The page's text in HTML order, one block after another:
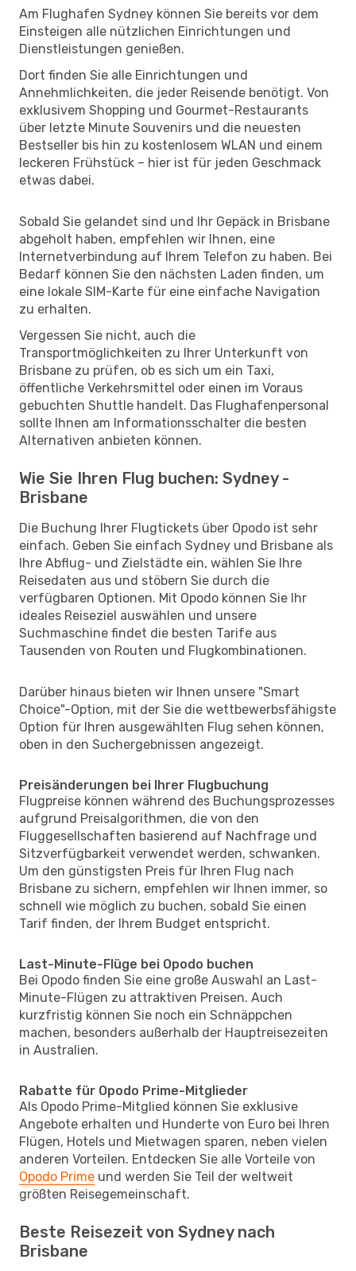
Am Flughafen Sydney können Sie bereits vor dem
Einsteigen alle nützlichen Einrichtungen und
Dienstleistungen genießen.
Dort finden Sie alle Einrichtungen und
Annehmlichkeiten, die jeder Reisende benötigt. Von
exklusivem Shopping und Gourmet-Restaurants
über letzte Minute Souvenirs und die neuesten
Bestseller bis hin zu kostenlosem WLAN und einem
leckeren Frühstück – hier ist für jeden Geschmack
etwas dabei.
Sobald Sie gelandet sind und Ihr Gepäck in Brisbane
abgeholt haben, empfehlen wir Ihnen, eine
Internetverbindung auf Ihrem Telefon zu haben. Bei
Bedarf können Sie den nächsten Laden finden, um
eine lokale SIM-Karte für eine einfache Navigation
zu erhalten.
Vergessen Sie nicht, auch die
Transportmöglichkeiten zu Ihrer Unterkunft von
Brisbane zu prüfen, ob es sich um ein Taxi,
öffentliche Verkehrsmittel oder einen im Voraus
gebuchten Shuttle handelt. Das Flughafenpersonal
sollte Ihnen am Informationsschalter die besten
Alternativen anbieten können.
Wie Sie Ihren Flug buchen: Sydney -
Brisbane
Die Buchung Ihrer Flugtickets über Opodo ist sehr
einfach. Geben Sie einfach Sydney und Brisbane als
Ihre Abflug- und Zielstädte ein, wählen Sie Ihre
Reisedaten aus und stöbern Sie durch die
verfügbaren Optionen. Mit Opodo können Sie Ihr
ideales Reiseziel auswählen und unsere
Suchmaschine findet die besten Tarife aus
Tausenden von Routen und Flugkombinationen.
Darüber hinaus bieten wir Ihnen unsere "Smart
Choice"-Option, mit der Sie die wettbewerbsfähigste
Option für Ihren ausgewählten Flug sehen können,
oben in den Suchergebnissen angezeigt.
Preisänderungen bei Ihrer Flugbuchung
Flugpreise können während des Buchungsprozesses
aufgrund Preisalgorithmen, die von den
Fluggesellschaften basierend auf Nachfrage und
Sitzverfügbarkeit verwendet werden, schwanken.
Um den günstigsten Preis für Ihren Flug nach
Brisbane zu sichern, empfehlen wir Ihnen immer, so
schnell wie möglich zu buchen, sobald Sie einen
Tarif finden, der Ihrem Budget entspricht.
Last-Minute-Flüge bei Opodo buchen
Bei Opodo finden Sie eine große Auswahl an Last-
Minute-Flügen zu attraktiven Preisen. Auch
kurzfristig können Sie noch ein Schnäppchen
machen, besonders außerhalb der Hauptreisezeiten
in Australien.
Rabatte für Opodo Prime-Mitglieder
Als Opodo Prime-Mitglied können Sie exklusive
Angebote erhalten und Hunderte von Euro bei Ihren
Flügen, Hotels und Mietwagen sparen, neben vielen
anderen Vorteilen. Entdecken Sie alle Vorteile von
Opodo Prime und werden Sie Teil der weltweit
größten Reisegemeinschaft.
Beste Reisezeit von Sydney nach
Brisbane